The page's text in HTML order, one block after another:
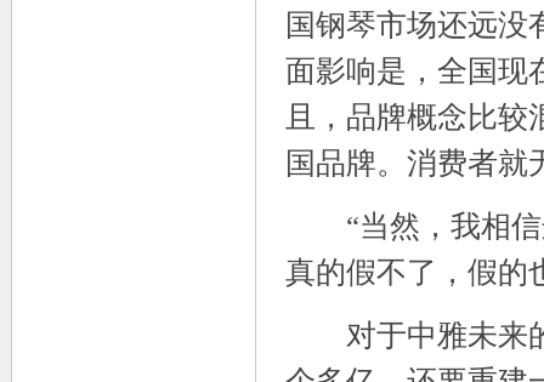
国钢琴市场还远没
面影响是，全国现
且，品牌概念比
国品牌。消费者就
“当然，我相信
真的假不了，假的
对于中雅未来的